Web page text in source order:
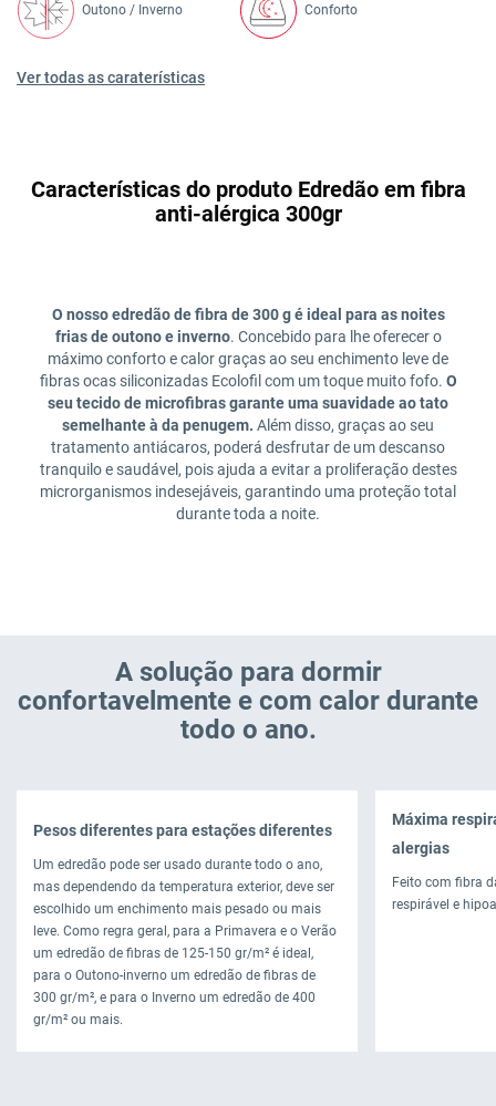
Outono / Inverno Conforto
Ver todas as caraterísticas
Características do produto Edredão em fibra
anti-alérgica 300gr
O nosso edredão de fibra de 300 g é ideal para as noites
frias de outono e inverno. Concebido para lhe oferecer o
máximo conforto e calor graças ao seu enchimento leve de
fibras ocas siliconizadas Ecolofil com um toque muito fofo. O
seu tecido de microfibras garante uma suavidade ao tato
semelhante à da penugem. Além disso, graças ao seu
tratamento antiácaros, poderá desfrutar de um descanso
tranquilo e saudável, pois ajuda a evitar a proliferação destes
microrganismos indesejáveis, garantindo uma proteção total
durante toda a noite.
A solução para dormir
confortavelmente e com calor durante
todo o ano.
Pesos diferentes para estações diferentes
Um edredão pode ser usado durante todo o ano,
mas dependendo da temperatura exterior, deve ser
escolhido um enchimento mais pesado ou mais
leve. Como regra geral, para a Primavera e o Verão
um edredão de fibras de 125-150 gr/m² é ideal,
para o Outono-inverno um edredão de fibras de
300 gr/m², e para o Inverno um edredão de 400
gr/m² ou mais.
Máxima
alergias
Feito com fibra
respirável e